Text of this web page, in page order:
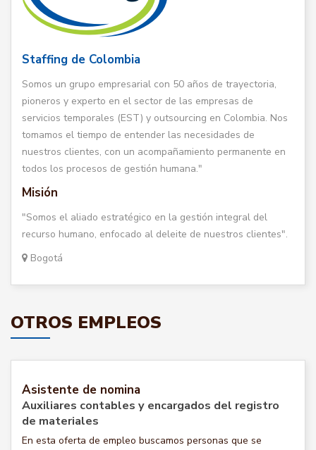
Staffing de Colombia
Somos un grupo empresarial con 50 años de trayectoria,
pioneros y experto en el sector de las empresas de
servicios temporales (EST) y outsourcing en Colombia. Nos
tomamos el tiempo de entender las necesidades de
nuestros clientes, con un acompañamiento permanente en
todos los procesos de gestión humana."
Misión
"Somos el aliado estratégico en la gestión integral del
recurso humano, enfocado al deleite de nuestros clientes".
Bogotá
OTROS EMPLEOS
Asistente de nomina
Auxiliares contables y encargados del registro
de materiales
En esta oferta de empleo buscamos personas que se